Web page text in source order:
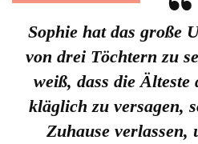
Sophie hat das große
von drei Töchtern zu
weiß, dass die Älteste
kläglich zu versagen,
Zuhause